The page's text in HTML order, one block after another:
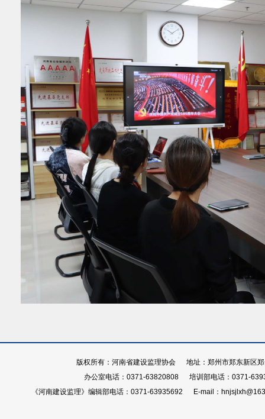
版权所有：河南省建设监理协会 地址：郑州市郑东新区
办公室电话：0371-63820808 培训部电话：0371-
《河南建设监理》编辑部电话：0371-63935692 E-mail：